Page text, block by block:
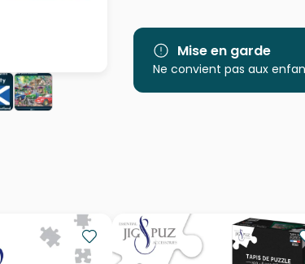
Catégorie
Age
Mise en garde
Ne convient pas aux